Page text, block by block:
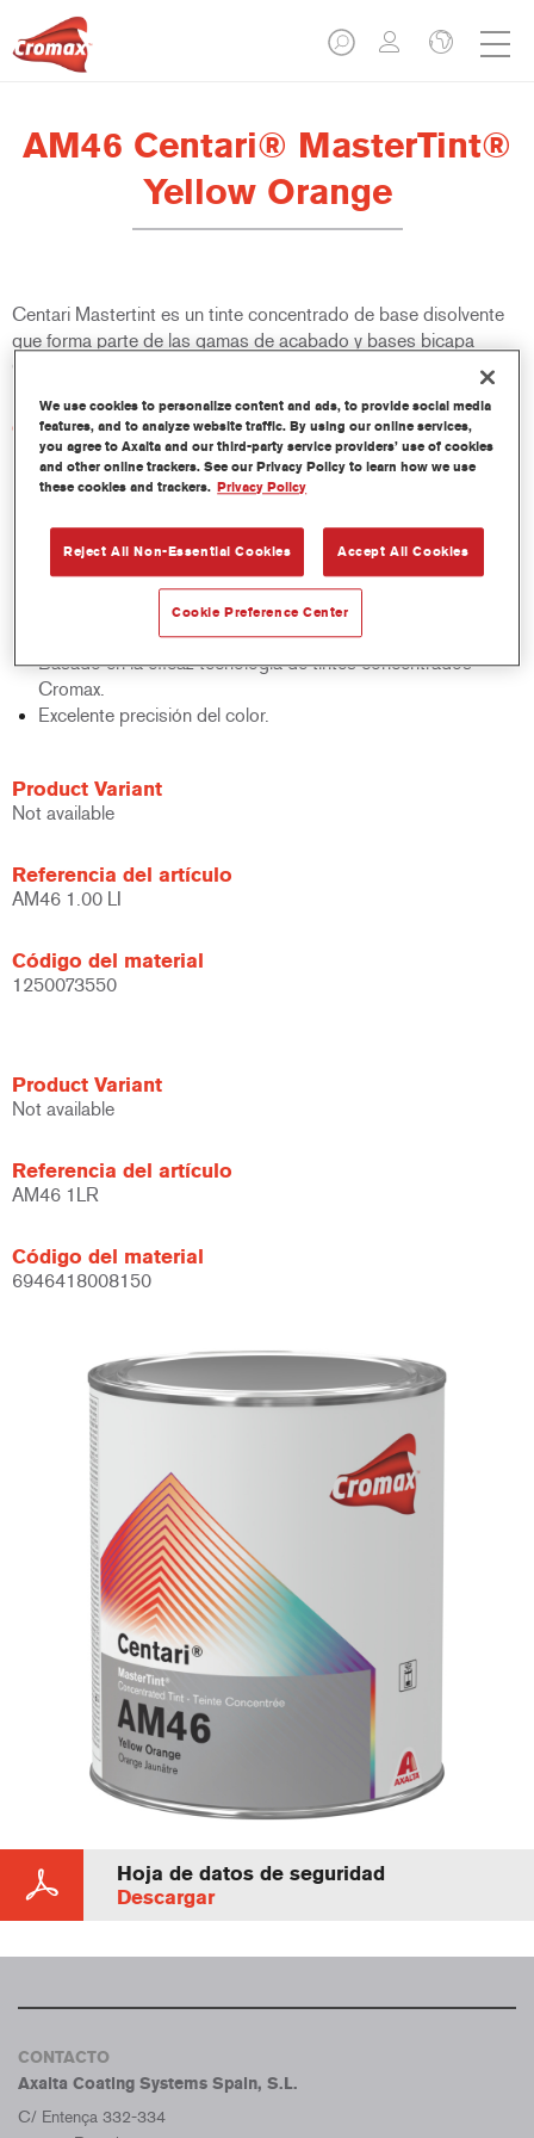
AM46 Centari® MasterTint®
Yellow Orange
Centari Mastertint es un tinte concentrado de base disolvente
que forma parte de las gamas de acabado y bases bicapa
Centari.
Características del producto
Sistema de pintado de base disolvente, único por su
versatilidad y facilidad de uso.
calidades de base disolvente: medios y altos sólidos,
acabados y bases bicapa.
Rápido control de stocks.
Ahorra espacio de almacenamiento.
Basado en la eficaz tecnología de tintes concentrados
Cromax.
Excelente precisión del color.
Product Variant
Not available
Referencia del artículo
AM46 1.00 LI
Código del material
1250073550
Product Variant
Not available
Referencia del artículo
AM46 1LR
Código del material
6946418008150
Hoja de datos de seguridad
Descargar
CONTACTO
Axalta Coating Systems Spain, S.L.
C/ Entença 332-334
We use cookies to personalize content and ads, to provide social media
features, and to analyze website traffic. By using our online services,
you agree to Axalta and our third-party service providers’ use of cookies
and other online trackers. See our Privacy Policy to learn how we use
these cookies and trackers. Privacy Policy
Reject All Non-Essential Cookies Accept All Cookies
Cookie Preference Center